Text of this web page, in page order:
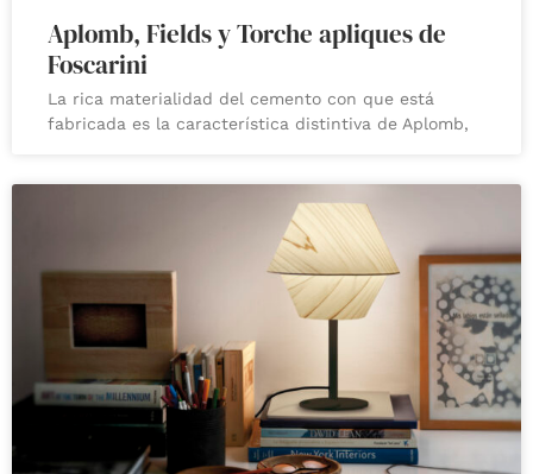
Aplomb, Fields y Torche apliques de
Foscarini
La rica materialidad del cemento con que está
fabricada es la característica distintiva de Aplomb,